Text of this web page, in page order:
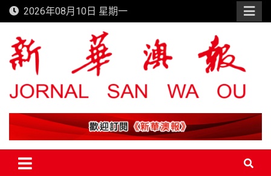
Skip
to
content
2026年08月10日 星期一
新華澳報